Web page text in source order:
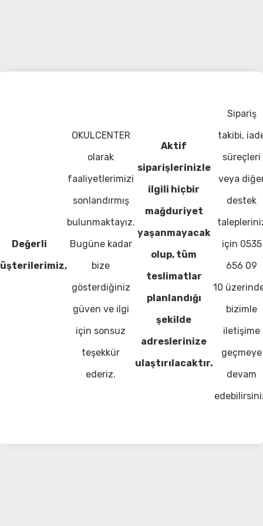
Değerli
OKULCENTER
olarak
faaliyetlerimizi
sonlandırmış
bulunmaktayız.
Bugüne kadar
bize
gösterdiğiniz
güven ve ilgi
için sonsuz
teşekkür
ederiz.
Aktif
siparişlerinizle
ilgili hiçbir
mağduriyet
yaşanmayacak
olup, tüm
teslimatlar
planlandığı
şekilde
adreslerinize
ulaştırılacaktır.
Sipariş
takibi,
süreçleri
veya
destek
için 0535
656 09
10
bizimle
iletişime
geçmeye
devam